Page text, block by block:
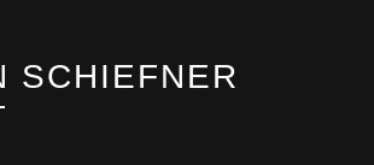
SCHIEFNER